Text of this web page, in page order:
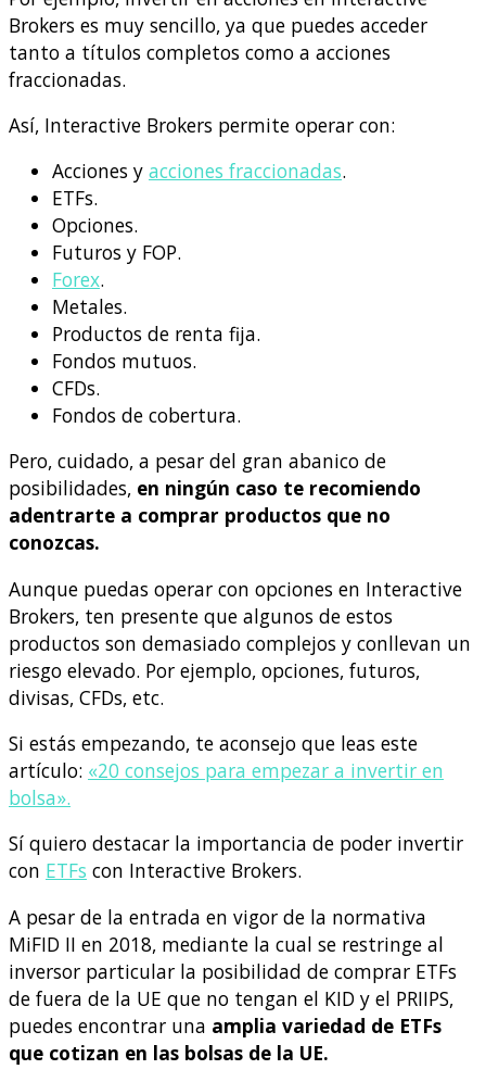
Brokers es muy sencillo, ya que puedes acceder
tanto a títulos completos como a acciones
fraccionadas.
Así, Interactive Brokers permite operar con:
Acciones y acciones fraccionadas.
ETFs.
Opciones.
Futuros y FOP.
Forex.
Metales.
Productos de renta fija.
Fondos mutuos.
CFDs.
Fondos de cobertura.
Pero, cuidado, a pesar del gran abanico de
posibilidades, en ningún caso te recomiendo
adentrarte a comprar productos que no
conozcas.
Aunque puedas operar con opciones en Interactive
Brokers, ten presente que algunos de estos
productos son demasiado complejos y conllevan un
riesgo elevado. Por ejemplo, opciones, futuros,
divisas, CFDs, etc.
Si estás empezando, te aconsejo que leas este
artículo: «20 consejos para empezar a invertir en
bolsa».
Sí quiero destacar la importancia de poder invertir
con ETFs con Interactive Brokers.
A pesar de la entrada en vigor de la normativa
MiFID II en 2018, mediante la cual se restringe al
inversor particular la posibilidad de comprar ETFs
de fuera de la UE que no tengan el KID y el PRIIPS,
puedes encontrar una amplia variedad de ETFs
que cotizan en las bolsas de la UE.